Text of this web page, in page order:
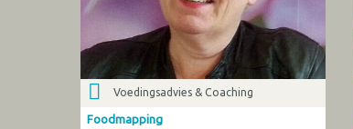
Voedingsadvies & Coaching
Foodmapping